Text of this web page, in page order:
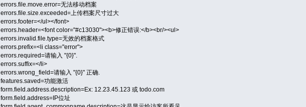
errors.file.move.error=无法移动档案
errors.file.size.exceeded=上传档案尺寸过大
errors.footer=</ul></font>
errors.header=<font color="#c13030"><b>修正错误:</b><br/><ul>
errors.invalid.file.type=无效的档案格式
errors.prefix=<li class="error">
errors.required=请输入 "{0}".
errors.suffix=</li>
errors.wrong_field=请输入 "{0}" 正确.
features.saved=功能激活
form.field.address.description=Ex: 12.23.45.123 或 todo.com
form.field.address=IP位址